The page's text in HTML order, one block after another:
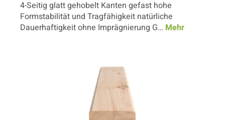
4-Seitig glatt gehobelt Kanten gefast hohe
Formstabilität und Tragfähigkeit natürliche
Dauerhaftigkeit ohne Imprägnierung G… Mehr